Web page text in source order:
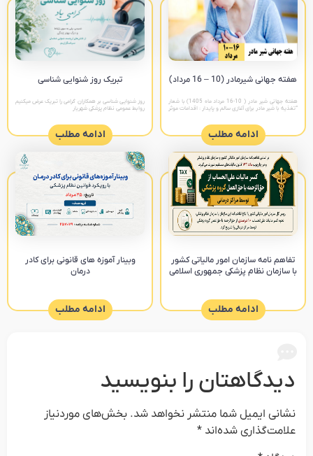
هفته جهانی شیرمادر (10 – 16 مرداد)
هفته جهانی شیر مادر ( 10-16 مرداد ماه 1405) با شعار
“تغذیه با شیر مادر برای آغازی سالم و پایدار : اقدامات موثر
ادامه مطلب
تبریک روز شنوایی شناسی
روز شنوایی شناسی بر همکاران گرامی را تبریک عرض میکنیم
روابط عمومی نظام پزشکی شهریار
ادامه مطلب
تفاهم نامه سازمان امور مالیاتی کشور
با سازمان نظام پزشکی جمهوری اسلامی
ادامه مطلب
وبینار آموزه های قانونی برای کادر
درمان
ادامه مطلب
دیدگاهتان را بنویسید
نشانی ایمیل شما منتشر نخواهد شد. بخش‌های موردنیاز
علامت‌گذاری شده‌اند *